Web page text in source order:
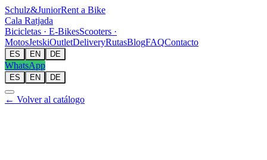
Schulz&JuniorRent a Bike
Cala Ratjada
Bicicletas · E-BikesScooters ·
MotosJetskiOutletDeliveryRutasBlogFAQContacto
ES EN DE
WhatsApp
ES EN DE
← Volver al catálogo